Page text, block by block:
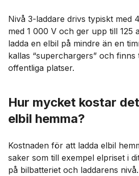
Nivå 3-laddare drivs typiskt med
med 1 000 V och ger upp till 125
ladda en elbil på mindre än en
kallas “superchargers” och finns
offentliga platser.
Hur mycket kostar
elbil hemma?
Kostnaden för att ladda elbil
saker som till exempel elpriset i
på bilbatteriet och laddarens